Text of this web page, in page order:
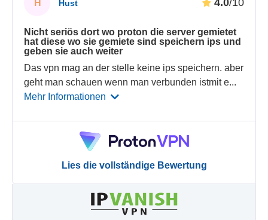
H Hust
Nicht seriös dort wo proton die server gemietet
hat diese wo sie gemiete sind speichern ips und
geben sie auch weiter
Das vpn mag an der stelle keine ips speichern. aber
geht man schauen wenn man verbunden istmit e...
Mehr Informationen
Lies die vollständige Bewertung